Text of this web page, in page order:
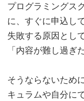
プログラミングス
に、すぐに申込し
失敗する原因とし
「内容が難し過ぎ
そうならないため
キュラムや自分に